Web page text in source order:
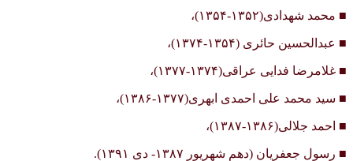
■ محمد شهدادی(۱۳۵۲-۱۳۵۴)،
■ عبدالحسین حائری (۱۳۵۴-۱۳۷۴)،
■ غلامرضا فدایی عراقی(۱۳۷۴-۱۳۷۷)،
■ سید محمد علی احمدی ابهری(۱۳۷۷-۱۳۸۶)،
■ احمد جلالی(۱۳۸۶-۱۳۸۷)،
■ رسول جعفریان (دهم شهریور ۱۳۸۷- دی ۱۳۹۱).